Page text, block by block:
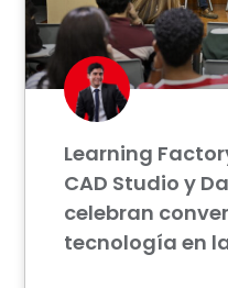
Learning
CAD Studio y
celebran
tecnología en